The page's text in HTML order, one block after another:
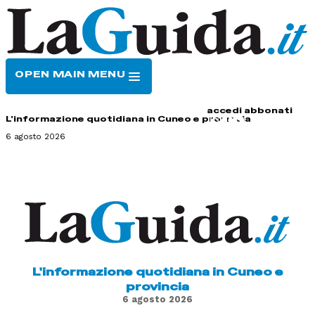
OPEN MAIN MENU
accedi abbonati
L'informazione quotidiana in Cuneo e provincia
6 agosto 2026
L'informazione quotidiana in Cuneo e
provincia
6 agosto 2026